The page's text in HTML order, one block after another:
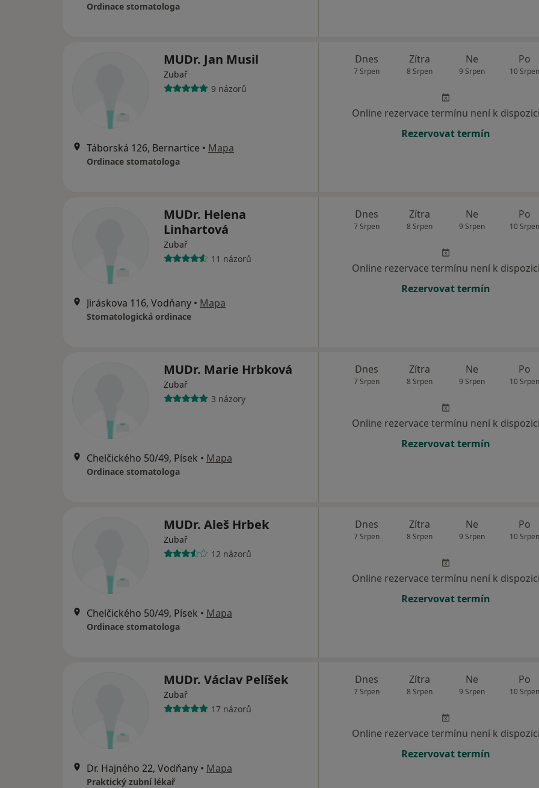
Ordinace stomatologa
MUDr. Jan Musil
Zubař
9 názorů
Táborská 126, Bernartice • Mapa
Ordinace stomatologa
Dnes
7 Srpen
Zítra
8 Srpen
Ne
9 Srpen
Po
10 Srpen
Online rezervace termínu není k dispozici
Rezervovat termín
MUDr. Helena
Linhartová
Zubař
11 názorů
Jiráskova 116, Vodňany • Mapa
Stomatologická ordinace
Dnes
7 Srpen
Zítra
8 Srpen
Ne
9 Srpen
Po
10 Srpen
Online rezervace termínu není k dispozici
Rezervovat termín
MUDr. Marie Hrbková
Zubař
3 názory
Chelčického 50/49, Písek • Mapa
Ordinace stomatologa
Dnes
7 Srpen
Zítra
8 Srpen
Ne
9 Srpen
Po
10 Srpen
Online rezervace termínu není k dispozici
Rezervovat termín
MUDr. Aleš Hrbek
Zubař
12 názorů
Chelčického 50/49, Písek • Mapa
Ordinace stomatologa
Dnes
7 Srpen
Zítra
8 Srpen
Ne
9 Srpen
Po
10 Srpen
Online rezervace termínu není k dispozici
Rezervovat termín
MUDr. Václav Pelíšek
Zubař
17 názorů
Dr. Hajného 22, Vodňany • Mapa
Praktický zubní lékař
Dnes
7 Srpen
Zítra
8 Srpen
Ne
9 Srpen
Po
10 Srpen
Online rezervace termínu není k dispozici
Rezervovat termín